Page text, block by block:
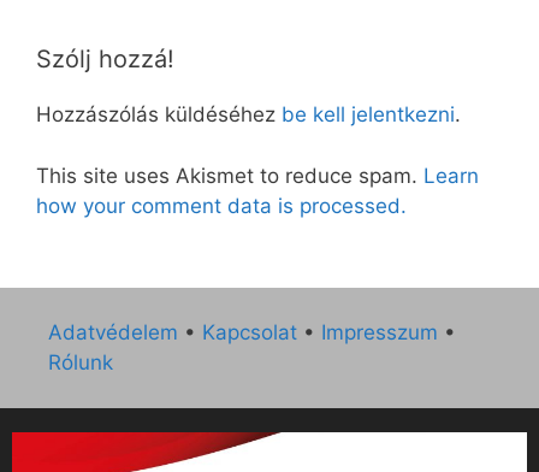
Szólj hozzá!
Hozzászólás küldéséhez be kell jelentkezni.
This site uses Akismet to reduce spam. Learn
how your comment data is processed.
Adatvédelem • Kapcsolat • Impresszum •
Rólunk